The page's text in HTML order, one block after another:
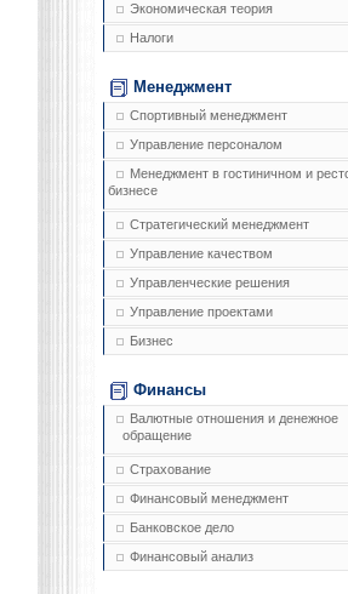
Экономическая теория
Налоги
Менеджмент
Спортивный менеджмент
Управление персоналом
Менеджмент в гостиничном и
бизнесе
Стратегический менеджмент
Управление качеством
Управленческие решения
Управление проектами
Бизнес
Финансы
Валютные отношения и денежное
обращение
Страхование
Финансовый менеджмент
Банковское дело
Финансовый анализ